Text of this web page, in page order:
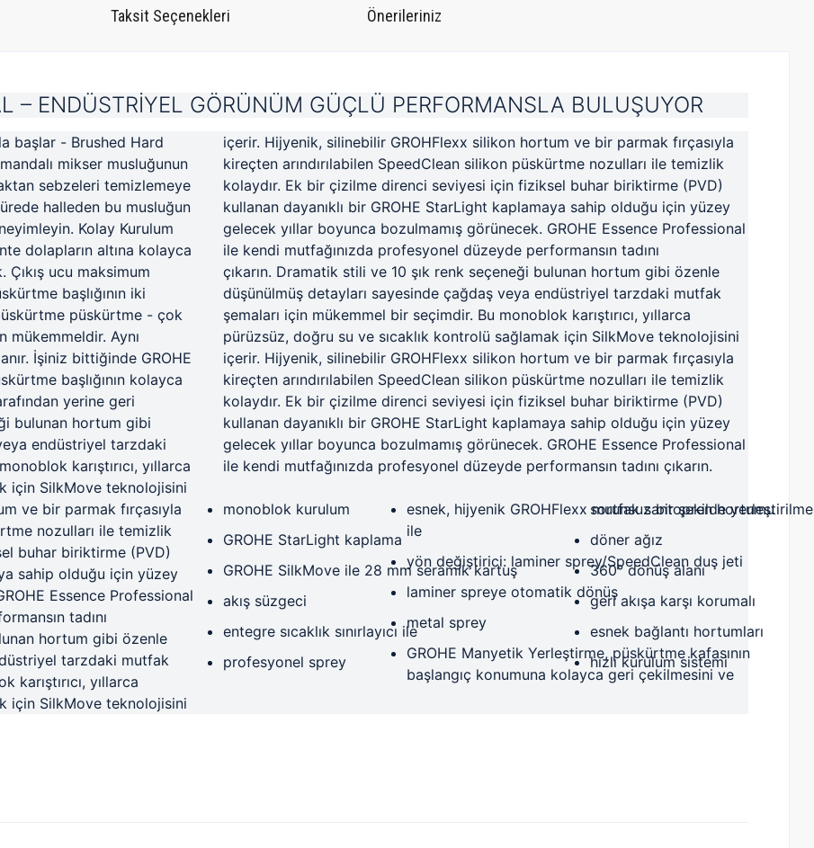
Taksit Seçenekleri Önerileriniz
– ENDÜSTRİYEL GÖRÜNÜM GÜÇLÜ PERFORMANSLA BULUŞUYOR
başlar - Brushed Hard
mikser musluğunun
sebzeleri temizlemeye
halleden bu musluğun
Kolay Kurulum
dolapların altına kolayca
Çıkış ucu maksimum
başlığının iki
püskürtme - çok
mükemmeldir. Aynı
İşiniz bittiğinde GROHE
başlığının kolayca
yerine geri
bulunan hortum gibi
endüstriyel tarzdaki
karıştırıcı, yıllarca
için SilkMove teknolojisini
ve bir parmak fırçasıyla
nozulları ile temizlik
buhar biriktirme (PVD)
sahip olduğu için yüzey
Essence Professional
tadını
hortum gibi özenle
tarzdaki mutfak
karıştırıcı, yıllarca
için SilkMove teknolojisini
içerir. Hijyenik, silinebilir GROHFlexx silikon hortum ve bir parmak fırçasıyla
kireçten arındırılabilen SpeedClean silikon püskürtme nozulları ile temizlik
kolaydır. Ek bir çizilme direnci seviyesi için fiziksel buhar biriktirme (PVD)
kullanan dayanıklı bir GROHE StarLight kaplamaya sahip olduğu için yüzey
gelecek yıllar boyunca bozulmamış görünecek. GROHE Essence Professional
ile kendi mutfağınızda profesyonel düzeyde performansın tadını
çıkarın. Dramatik stili ve 10 şık renk seçeneği bulunan hortum gibi özenle
düşünülmüş detayları sayesinde çağdaş veya endüstriyel tarzdaki mutfak
şemaları için mükemmel bir seçimdir. Bu monoblok karıştırıcı, yıllarca
pürüzsüz, doğru su ve sıcaklık kontrolü sağlamak için SilkMove teknolojisini
içerir. Hijyenik, silinebilir GROHFlexx silikon hortum ve bir parmak fırçasıyla
kireçten arındırılabilen SpeedClean silikon püskürtme nozulları ile temizlik
kolaydır. Ek bir çizilme direnci seviyesi için fiziksel buhar biriktirme (PVD)
kullanan dayanıklı bir GROHE StarLight kaplamaya sahip olduğu için yüzey
gelecek yıllar boyunca bozulmamış görünecek. GROHE Essence Professional
ile kendi mutfağınızda profesyonel düzeyde performansın tadını çıkarın.
monoblok kurulum
GROHE StarLight kaplama
GROHE SilkMove ile 28 mm seramik kartuş
akış süzgeci
entegre sıcaklık sınırlayıcı ile
profesyonel sprey
esnek, hijyenik GROHFlexx mutfak santopren hortumu
ile
yön değiştirici: laminer sprey/SpeedClean duş jeti
laminer spreye otomatik dönüş
metal sprey
GROHE Manyetik Yerleştirme, püskürtme kafasının
başlangıç ​​konumuna kolayca geri çekilmesini ve
sorunsuz bir şekilde
döner ağız
360° dönüş alanı
geri akışa karşı korumalı
esnek bağlantı hortumları
hızlı kurulum sistemi